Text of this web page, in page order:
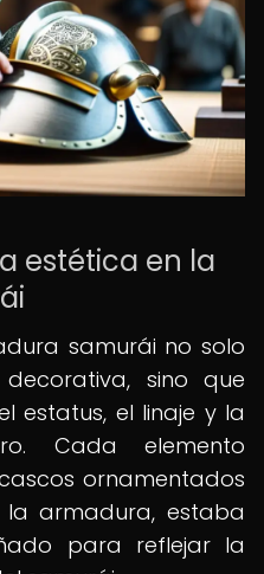
estética en la
samurái no solo
sino que
estatus, el linaje y la
Cada elemento
ornamentados
armadura, estaba
para reflejar la